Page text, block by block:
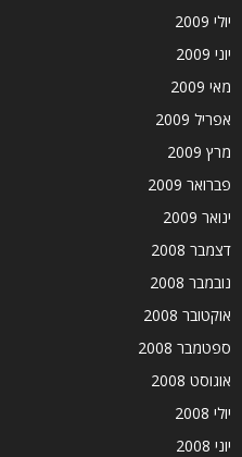
יולי 2009
יוני 2009
מאי 2009
אפריל 2009
מרץ 2009
פברואר 2009
ינואר 2009
דצמבר 2008
נובמבר 2008
אוקטובר 2008
ספטמבר 2008
אוגוסט 2008
יולי 2008
יוני 2008